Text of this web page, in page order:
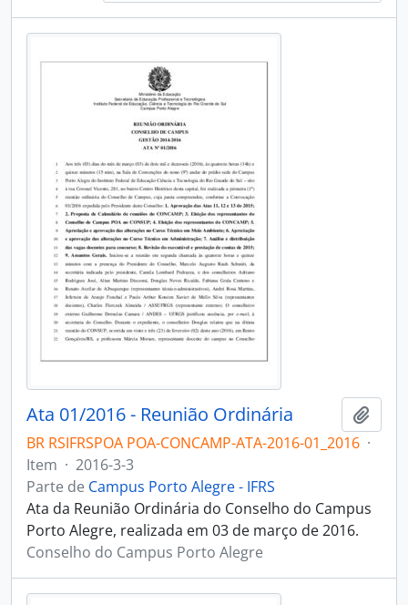
Ata 01/2016 - Reunião Ordinária
BR RSIFRSPOA POA-CONCAMP-ATA-2016-01_2016 ·
Item · 2016-3-3
Parte de Campus Porto Alegre - IFRS
Ata da Reunião Ordinária do Conselho do Campus
Porto Alegre, realizada em 03 de março de 2016.
Conselho do Campus Porto Alegre